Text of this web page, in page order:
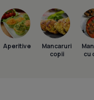
Aperitive
Mancaruri
copii
cu